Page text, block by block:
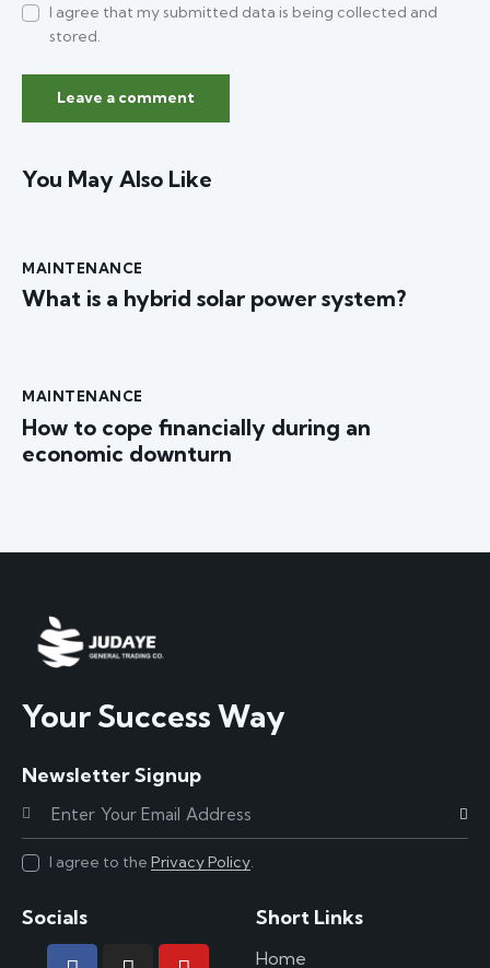
I agree that my submitted data is being collected and
stored.
You May Also Like
MAINTENANCE
What is a hybrid solar power system?
MAINTENANCE
How to cope financially during an
economic downturn
Your Success Way
Newsletter Signup
I agree to the Privacy Policy.
Socials Short Links
Home